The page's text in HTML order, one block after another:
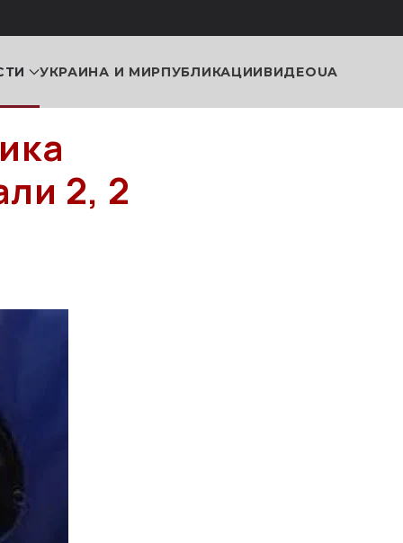
УКРАИНА И МИРПУБЛИКАЦИИВИДЕОUA
2, 2